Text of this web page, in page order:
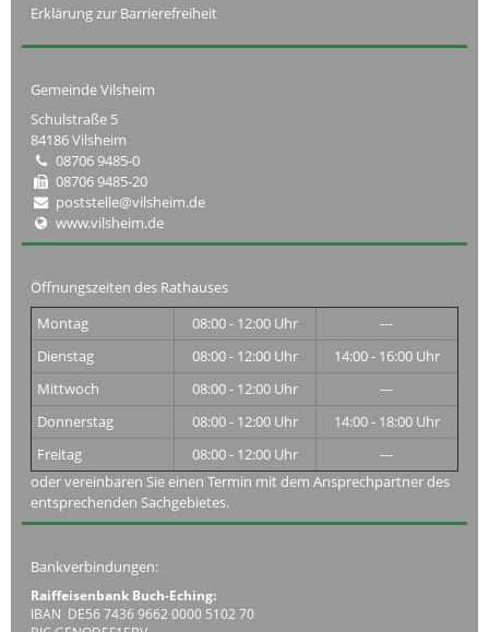
Erklärung zur Barrierefreiheit
Gemeinde Vilsheim
Schulstraße 5
84186 Vilsheim
08706 9485-0
08706 9485-20
poststelle@vilsheim.de
www.vilsheim.de
Öffnungszeiten des Rathauses
Montag
08:00 - 12:00 Uhr
---
Dienstag
08:00 - 12:00 Uhr
14:00 - 16:00 Uhr
Mittwoch
08:00 - 12:00 Uhr
---
Donnerstag
08:00 - 12:00 Uhr
14:00 - 18:00 Uhr
Freitag
08:00 - 12:00 Uhr
---
oder vereinbaren Sie einen Termin mit dem Ansprechpartner des
entsprechenden Sachgebietes.
Bankverbindungen:
Raiffeisenbank Buch-Eching:
IBAN DE56 7436 9662 0000 5102 70